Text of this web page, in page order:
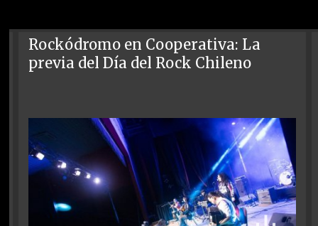
Rockódromo en Cooperativa: La
previa del Día del Rock Chileno